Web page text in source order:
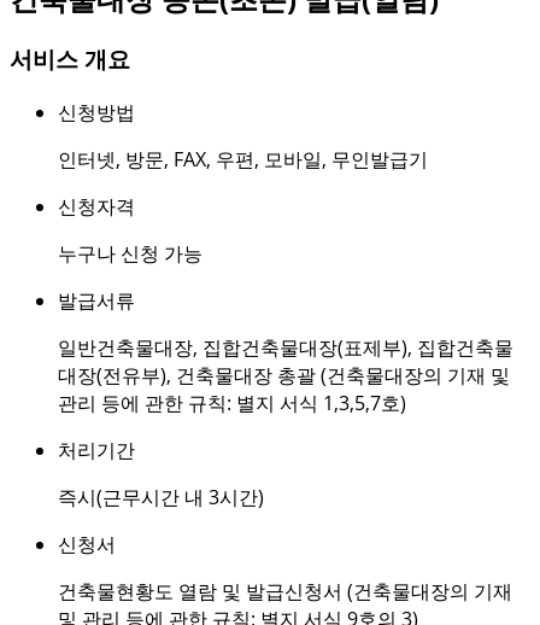
서비스 개요
신청방법
인터넷, 방문, FAX, 우편, 모바일, 무인발급기
신청자격
누구나 신청 가능
발급서류
일반건축물대장, 집합건축물대장(표제부), 집합건축물
대장(전유부), 건축물대장 총괄 (건축물대장의 기재 및
관리 등에 관한 규칙: 별지 서식 1,3,5,7호)
처리기간
즉시(근무시간 내 3시간)
신청서
건축물현황도 열람 및 발급신청서 (건축물대장의 기재
및 관리 등에 관한 규칙: 별지 서식 9호의 3)